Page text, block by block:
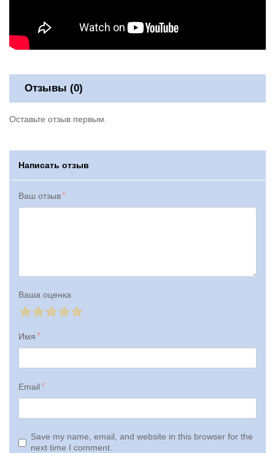
Отзывы (0)
Оставьте отзыв первым.
Написать отзыв
Ваш отзыв
Ваша оценка
Имя
Email
Save my name, email, and website in this browser for the
next time I comment.